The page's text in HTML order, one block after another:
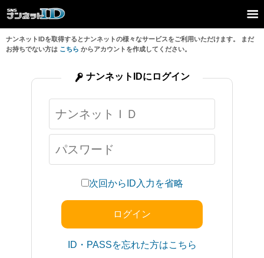
ナンネットIDを取得するとナンネットの様々なサービスをご利用いただけます。 まだ
お持ちでない方は こちら からアカウントを作成してください。
次回からID入力を省略
ID・PASSを忘れた方はこちら
ナンネットIDにログイン